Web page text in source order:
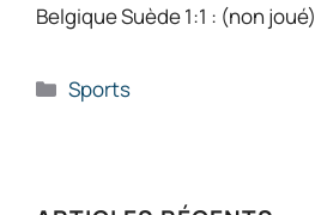
Belgique Suède 1:1 : (non joué)
Catégories
Sports